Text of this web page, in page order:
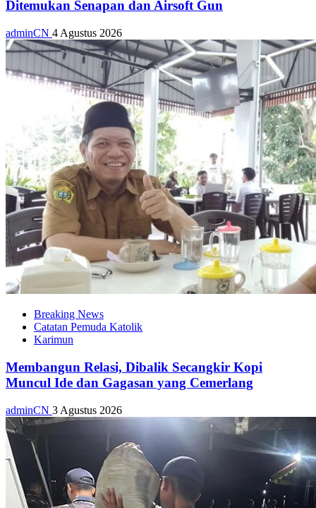
Ditemukan Senapan dan Airsoft Gun
adminCN 4 Agustus 2026
Breaking News
Catatan Pemuda Katolik
Karimun
Membangun Relasi, Dibalik Secangkir Kopi
Muncul Ide dan Gagasan yang Cemerlang
adminCN 3 Agustus 2026